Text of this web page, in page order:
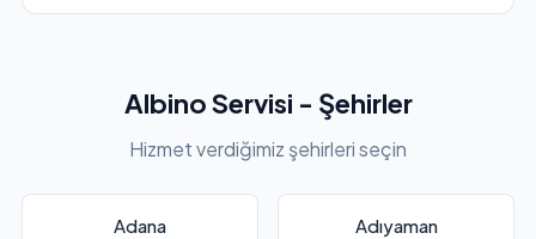
Albino Servisi - Şehirler
Hizmet verdiğimiz şehirleri seçin
Adana Adıyaman